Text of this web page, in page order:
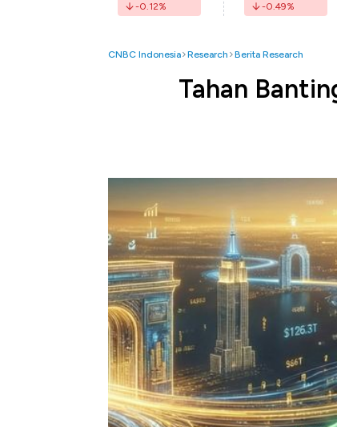
-0.12% -0.49%
CNBC Indonesia Research Berita Research
Tahan